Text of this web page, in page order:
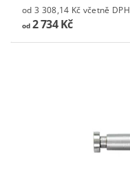
od 3 308,14 Kč včetně DPH
od2 734 Kč